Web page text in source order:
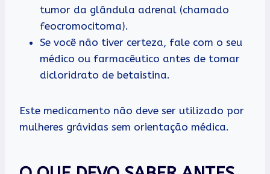
tumor da glândula adrenal (chamado
feocromocitoma).
Se você não tiver certeza, fale com o seu
médico ou farmacêutico antes de tomar
dicloridrato de betaistina.
Este medicamento não deve ser utilizado por
mulheres grávidas sem orientação médica.